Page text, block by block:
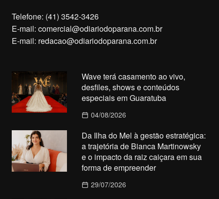
Telefone: (41) 3542-3426
E-mail: comercial@odiariodoparana.com.br
E-mail: redacao@odiariodoparana.com.br
Wave terá casamento ao vivo,
desfiles, shows e conteúdos
especiais em Guaratuba
04/08/2026
Da Ilha do Mel à gestão estratégica:
a trajetória de Bianca Martinowsky
e o impacto da raiz caiçara em sua
forma de empreender
29/07/2026